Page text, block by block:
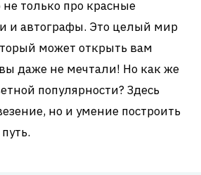
только про красные
и автографы. Это целый мир
может открыть вам
даже не мечтали! Но как же
популярности? Здесь
но и умение построить